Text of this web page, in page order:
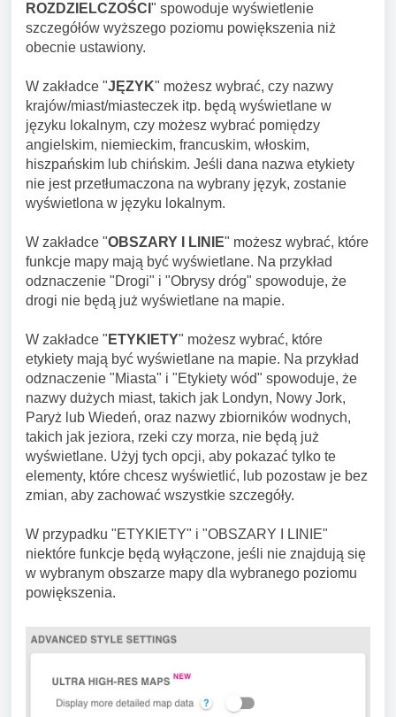
ROZDZIELCZOŚCI " spowoduje wyświetlenie
szczegółów wyższego poziomu powiększenia niż
obecnie ustawiony.
W zakładce "JĘZYK" możesz wybrać, czy nazwy
krajów/miast/miasteczek itp. będą wyświetlane w
języku lokalnym, czy możesz wybrać pomiędzy
angielskim, niemieckim, francuskim, włoskim,
hiszpańskim lub chińskim. Jeśli dana nazwa etykiety
nie jest przetłumaczona na wybrany język, zostanie
wyświetlona w języku lokalnym.
W zakładce "OBSZARY I LINIE" możesz wybrać, które
funkcje mapy mają być wyświetlane. Na przykład
odznaczenie "Drogi" i "Obrysy dróg" spowoduje, że
drogi nie będą już wyświetlane na mapie.
W zakładce " ETYKIETY" możesz wybrać, które
etykiety mają być wyświetlane na mapie. Na przykład
odznaczenie "Miasta" i "Etykiety wód" spowoduje, że
nazwy dużych miast, takich jak Londyn, Nowy Jork,
Paryż lub Wiedeń, oraz nazwy zbiorników wodnych,
takich jak jeziora, rzeki czy morza, nie będą już
wyświetlane. Użyj tych opcji, aby pokazać tylko te
elementy, które chcesz wyświetlić, lub pozostaw je bez
zmian, aby zachować wszystkie szczegóły.
W przypadku "ETYKIETY" i "OBSZARY I LINIE"
niektóre funkcje będą wyłączone, jeśli nie znajdują się
w wybranym obszarze mapy dla wybranego poziomu
powiększenia.